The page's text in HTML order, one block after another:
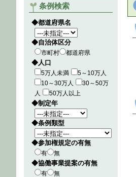
条例検索
◆都道府県名
◆自治体区分
市町村 都道府県
◆人口
5万人未満
5～10万人
10～30万人
30～50万
人
50万人以上
◆制定年
◆条例類型
◆参加権規定の有無
有 無
◆協働事業提案の有無
有 無